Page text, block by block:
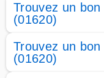
Trouvez un
(01620)
Trouvez un
(01620)